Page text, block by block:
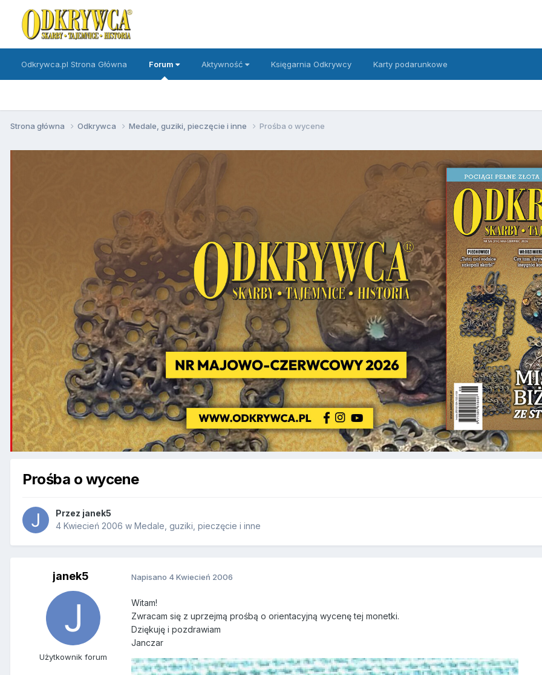
Odkrywca.pl Strona Główna Forum Aktywność Księgarnia Odkrywcy Karty podarunkowe
Strona główna Odkrywca Medale, guziki, pieczęcie i inne Prośba o wycene
Prośba o wycene
Przez janek5
4 Kwiecień 2006 w Medale, guziki, pieczęcie i inne
janek5
Użytkownik forum
Napisano 4 Kwiecień 2006
Witam!
Zwracam się z uprzejmą prośbą o orientacyjną wycenę tej monetki.
Dziękuję i pozdrawiam
Janczar